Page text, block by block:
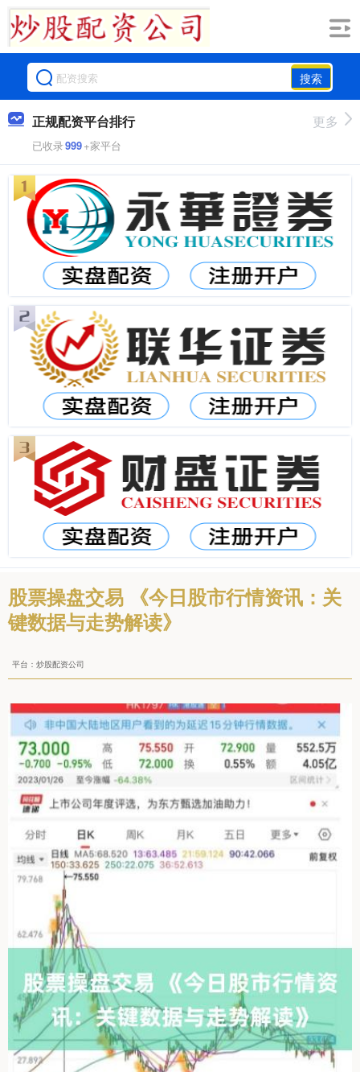
搜索
正规配资平台排行
已收录999+家平台
更多
股票操盘交易 《今日股市行情资讯：关
键数据与走势解读》
平台：炒股配资公司